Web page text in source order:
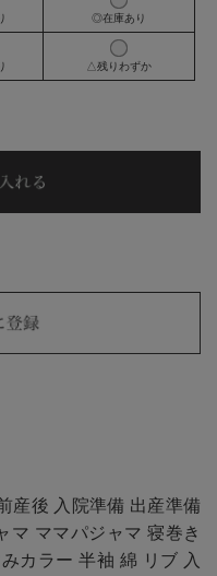
◎在庫あり
△残りわずか
産後 入院準備 出産準備
マ ママパジャマ 寝巻き
カラー 半袖 綿 リブ 入